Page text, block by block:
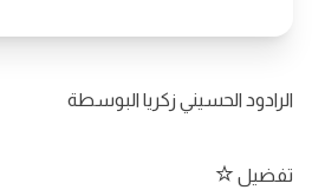
الرادود الحسيني زكريا البوسطة
تفضيل